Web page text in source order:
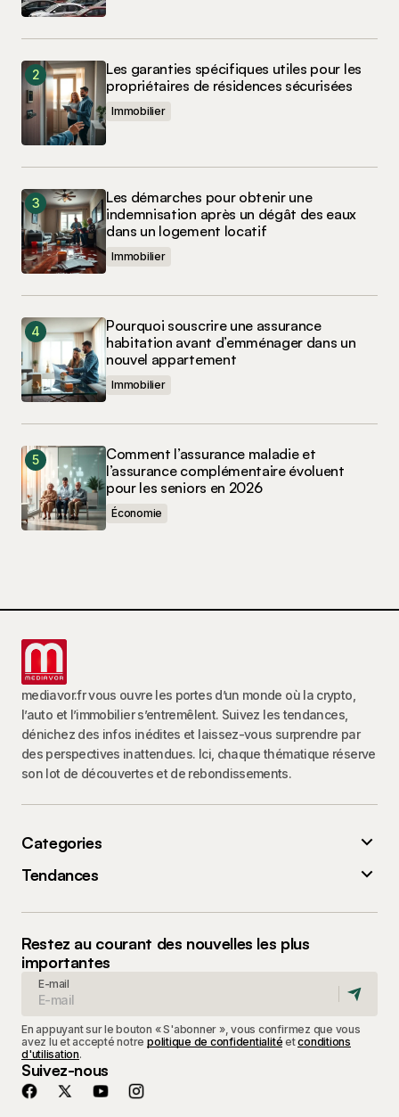
Les garanties spécifiques utiles pour les
propriétaires de résidences sécurisées
Immobilier
Les démarches pour obtenir une
indemnisation après un dégât des eaux
dans un logement locatif
Immobilier
Pourquoi souscrire une assurance
habitation avant d’emménager dans un
nouvel appartement
Immobilier
Comment l’assurance maladie et
l’assurance complémentaire évoluent
pour les seniors en 2026
Économie
mediavor.fr vous ouvre les portes d’un monde où la crypto,
l’auto et l’immobilier s’entremêlent. Suivez les tendances,
dénichez des infos inédites et laissez-vous surprendre par
des perspectives inattendues. Ici, chaque thématique réserve
son lot de découvertes et de rebondissements.
Categories
Tendances
Restez au courant des nouvelles les plus
importantes
E-mail
En appuyant sur le bouton « S'abonner », vous confirmez que vous
avez lu et accepté notre politique de confidentialité etconditions
d'utilisation.
Suivez-nous